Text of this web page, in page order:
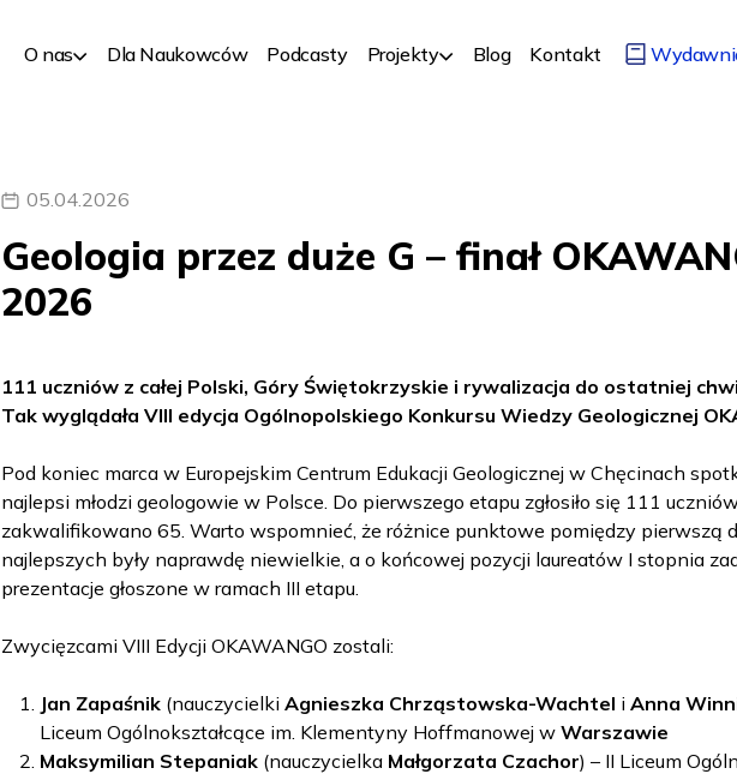
O nas Dla Naukowców Podcasty Projekty Blog Kontakt
05.04.2026
Geologia przez duże G – finał
2026
111 uczniów z całej Polski, Góry Świętokrzyskie i rywalizacja do ostatniej
Tak wyglądała VIII edycja Ogólnopolskiego Konkursu Wiedzy Geologicznej
Pod koniec marca w Europejskim Centrum Edukacji Geologicznej w Chęcinach
najlepsi młodzi geologowie w Polsce. Do pierwszego etapu zgłosiło się 111
zakwalifikowano 65. Warto wspomnieć, że różnice punktowe pomiędzy pierwszą
najlepszych były naprawdę niewielkie, a o końcowej pozycji laureatów I stopnia
prezentacje głoszone w ramach III etapu.
Zwycięzcami VIII Edycji OKAWANGO zostali:
Jan Zapaśnik (nauczycielkiAgnieszka Chrząstowska-Wachtel iAnna
Liceum Ogólnokształcące im. Klementyny Hoffmanowej wWarszawie
Maksymilian Stepaniak (nauczycielka Małgorzata Czachor) – II Liceum